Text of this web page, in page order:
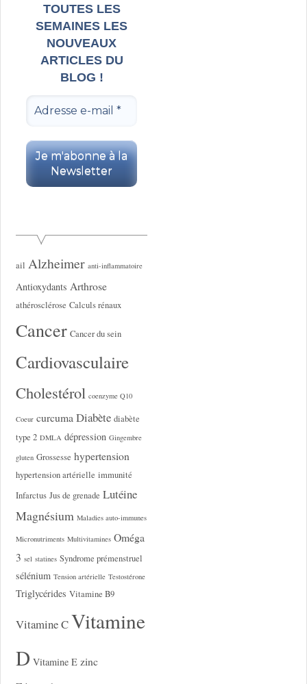
TOUTES LES
SEMAINES LES
NOUVEAUX
ARTICLES DU
BLOG !
ail Alzheimer anti-inflammatoire
Antioxydants Arthrose
athérosclérose Calculs rénaux
Cancer Cancer du sein
Cardiovasculaire
Cholestérol coenzyme Q10
Coeur curcuma Diabète diabète
type 2 DMLA dépression Gingembre
gluten Grossesse hypertension
hypertension artérielle immunité
Infarctus Jus de grenade Lutéine
Magnésium Maladies auto-immunes
Micronutriments Multivitamines Oméga
3 sel statines Syndrome prémenstruel
sélénium Tension artérielle Testostérone
Triglycérides Vitamine B9
Vitamine CVitamine
D Vitamine E zinc